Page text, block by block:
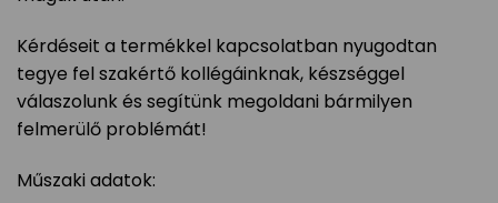
Kérdéseit a termékkel kapcsolatban nyugodtan
tegye fel szakértő kollégáinknak, készséggel
válaszolunk és segítünk megoldani bármilyen
felmerülő problémát!
Műszaki adatok: